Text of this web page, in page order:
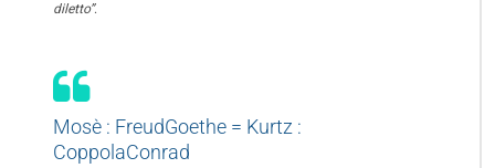
diletto”.
Mosè : FreudGoethe = Kurtz :
CoppolaConrad